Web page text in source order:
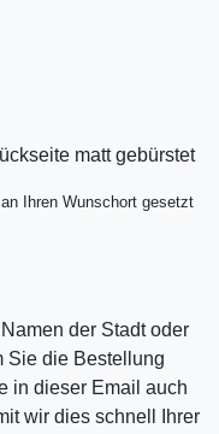
matt gebürstet
Ihren Wunschort gesetzt
der Stadt oder
Sie die Bestellung
in dieser Email auch
wir dies schnell Ihrer